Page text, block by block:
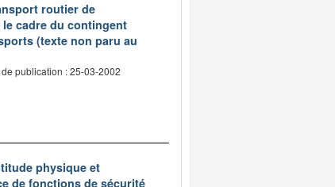
routier de
cadre du contingent
(texte non paru au
de publication : 25-03-2002
physique et
de fonctions de sécurité